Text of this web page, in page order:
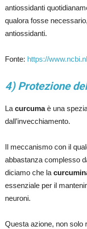
antiossidanti
qualora fosse
antiossidanti.
Fonte: https://
4) Protezione
Lacurcumaè una
dall’invecchiamento.
Il meccanismo con il
abbastanza complesso
diciamo che la
essenziale per il
neuroni.
Questa azione, non solo